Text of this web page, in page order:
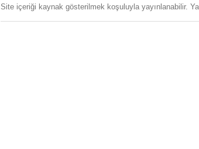
Site içeriği kaynak gösterilmek koşuluyla yayınlanabilir.